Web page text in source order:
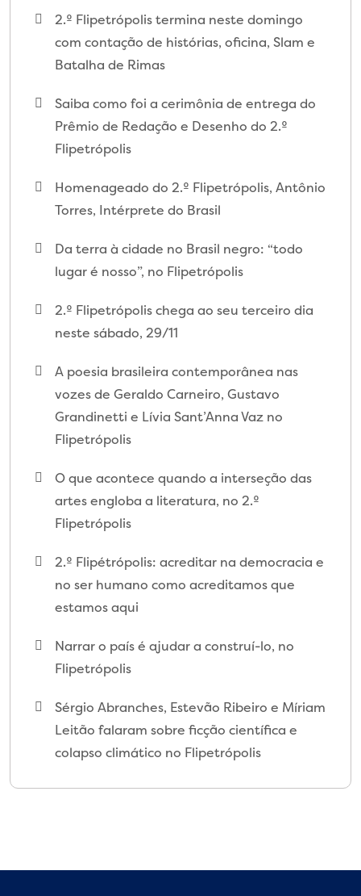
2.º Flipetrópolis termina neste domingo
com contação de histórias, oficina, Slam e
Batalha de Rimas
Saiba como foi a cerimônia de entrega do
Prêmio de Redação e Desenho do 2.º
Flipetrópolis
Homenageado do 2.º Flipetrópolis, Antônio
Torres, Intérprete do Brasil
Da terra à cidade no Brasil negro: “todo
lugar é nosso”, no Flipetrópolis
2.º Flipetrópolis chega ao seu terceiro dia
neste sábado, 29/11
A poesia brasileira contemporânea nas
vozes de Geraldo Carneiro, Gustavo
Grandinetti e Lívia Sant’Anna Vaz no
Flipetrópolis
O que acontece quando a interseção das
artes engloba a literatura, no 2.º
Flipetrópolis
2.º Flipétrópolis: acreditar na democracia e
no ser humano como acreditamos que
estamos aqui
Narrar o país é ajudar a construí-lo, no
Flipetrópolis
Sérgio Abranches, Estevão Ribeiro e Míriam
Leitão falaram sobre ficção científica e
colapso climático no Flipetrópolis